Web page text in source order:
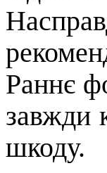
Раннє
завжди
шкоду.